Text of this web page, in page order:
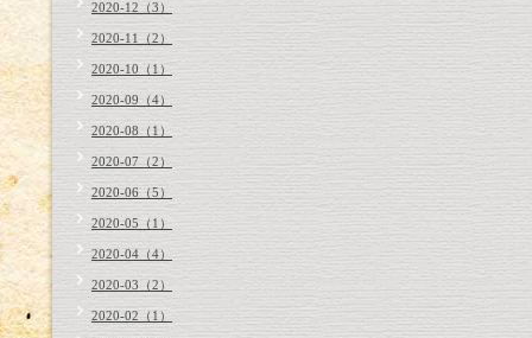
2020-12（3）
2020-11（2）
2020-10（1）
2020-09（4）
2020-08（1）
2020-07（2）
2020-06（5）
2020-05（1）
2020-04（4）
2020-03（2）
2020-02（1）